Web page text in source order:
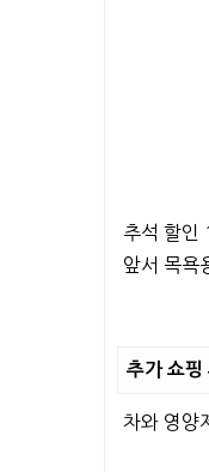
추석 할인
앞서 목욕
추가 쇼핑
차와 영양